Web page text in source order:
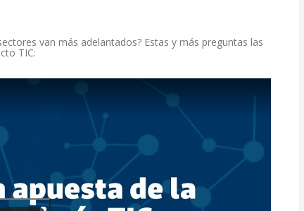
van más adelantados? Estas y más preguntas las
TIC: